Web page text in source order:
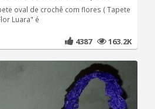
oval de crochê com flores ( Tapete
Luara" é
4387 163.2K